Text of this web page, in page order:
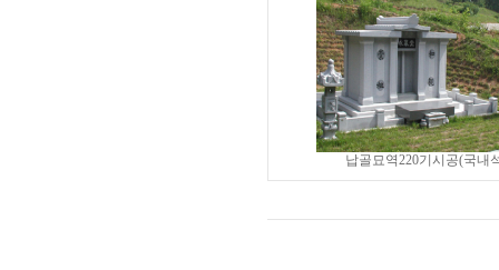
납골묘역220기시공(국내